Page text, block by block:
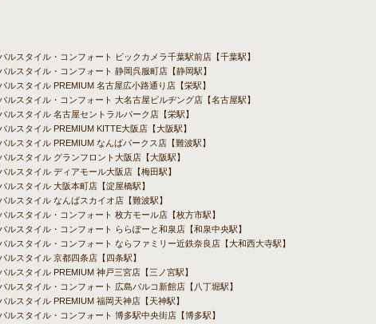
ルスタイル・コンフォート ビックカメラ千葉駅前店【千葉駅】
ルスタイル・コンフォート 静岡呉服町店【静岡駅】
ルスタイル PREMIUM 名古屋広小路通り店【栄駅】
ルスタイル・コンフォート 大名古屋ビルヂング店【名古屋駅】
ルスタイル 名古屋セントラルパーク店【栄駅】
ルスタイル PREMIUM KITTE大阪店【大阪駅】
ルスタイル PREMIUM なんばパークス店【難波駅】
ルスタイル グランフロント大阪店【大阪駅】
ルスタイル ディアモール大阪店【梅田駅】
ルスタイル 大阪本町店【淀屋橋駅】
ルスタイル なんばスカイオ店【難波駅】
ルスタイル・コンフォート 枚方モール店【枚方市駅】
ルスタイル・コンフォート ららぽーと和泉店【和泉中央駅】
ルスタイル・コンフォート ならファミリー近鉄奈良店【大和西大寺駅】
ルスタイル 京都四条店【四条駅】
ルスタイル PREMIUM 神戸三宮店【三ノ宮駅】
ルスタイル・コンフォート 広島パルコ新館店【八丁堀駅】
ルスタイル PREMIUM 福岡天神店【天神駅】
ルスタイル・コンフォート 博多駅中央街店【博多駅】